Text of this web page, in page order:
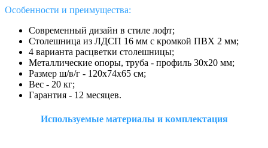
Особенности и преимущества:
Современный дизайн в стиле лофт;
Столешница из ЛДСП 16 мм с кромкой ПВХ 2 мм;
4 варианта расцветки столешницы;
Металлические опоры, труба - профиль 30х20 мм;
Размер ш/в/г - 120х74х65 см;
Вес - 20 кг;
Гарантия - 12 месяцев.
Используемые материалы и комплектация